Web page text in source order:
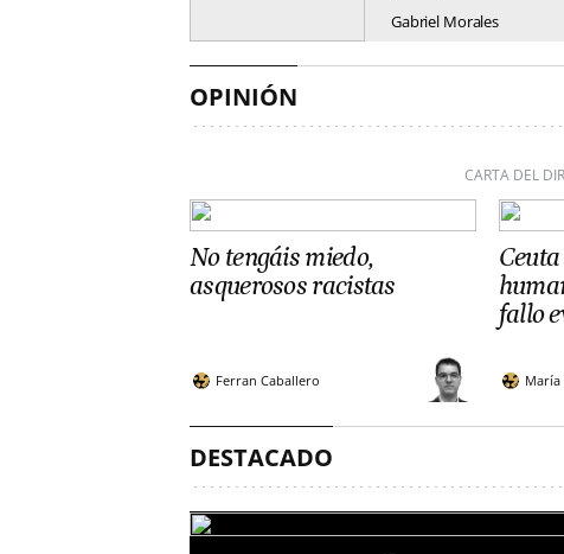
Gabriel Morales
OPINIÓN
CARTA DEL
No tengáis miedo,
asquerosos racistas
Ferran Caballero
fallo
María
DESTACADO